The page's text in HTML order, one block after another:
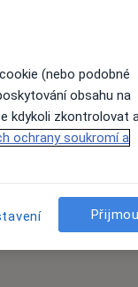
(nebo podobné
obsahu na
kdykoli zkontrolovat
ochrany soukromí a